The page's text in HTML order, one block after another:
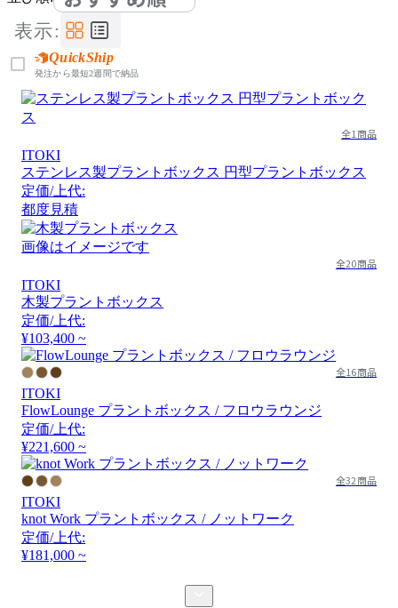
表示:
QuickShip
発注から最短2週間で納品
全1商品
ITOKI
ステンレス製プラントボックス 円型プラントボックス
定価/上代:
都度見積
画像はイメージです
全20商品
ITOKI
木製プラントボックス
定価/上代:
¥103,400 ~
全16商品
ITOKI
FlowLounge プラントボックス / フロウラウンジ
定価/上代:
¥221,600 ~
全32商品
ITOKI
knot Work プラントボックス / ノットワーク
定価/上代:
¥181,000 ~